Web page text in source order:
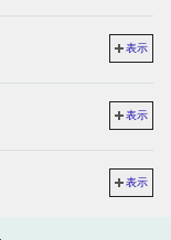
表示
表示
表示